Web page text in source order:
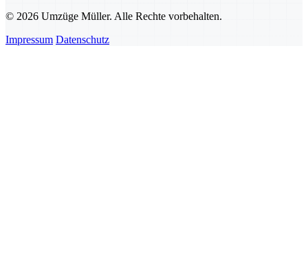
© 2026 Umzüge Müller. Alle Rechte vorbehalten.
Impressum Datenschutz